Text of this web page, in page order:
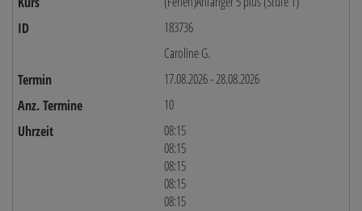
183736
Caroline G.
17.08.2026 - 28.08.2026
10
08:15
08:15
08:15
08:15
08:15